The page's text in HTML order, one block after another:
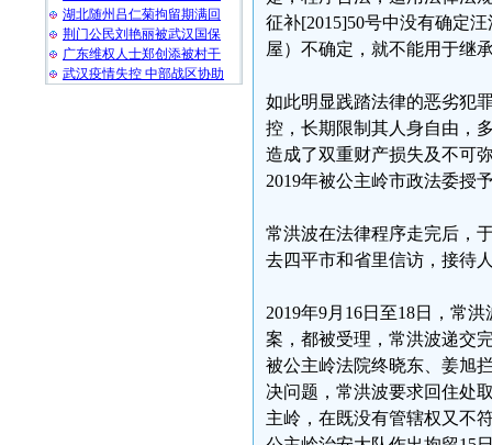
湖北随州吕仁菊拘留期满回
荆门公民刘艳丽被武汉国保
广东维权人士郑创添被村干
武汉疫情失控 中部战区协助
征补[2015]50号中没有确定
屋）不确定，就不能用于继
如此明显践踏法律的恶劣犯
控，长期限制其人身自由，
造成了双重财产损失及不可
2019年被公主岭市政法委授
常洪波在法律程序走完后，
去四平市和省里信访，接待
2019年9月16日至18日，常
案，都被受理，常洪波递交
被公主岭法院终晓东、姜旭
决问题，常洪波要求回住处
主岭，在既没有管辖权又不